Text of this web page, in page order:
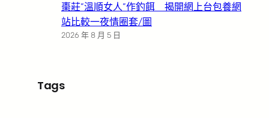
棗莊”溫順女人”作釣餌 揭開網上台包養網
站比較一夜情圈套/圖
2026 年 8 月 5 日
Tags